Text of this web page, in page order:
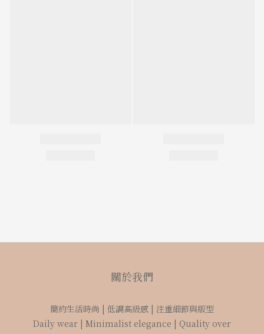
關於我們
簡約生活時尚 | 低調高級感 | 注重細節與版型
Daily wear | Minimalist elegance | Quality over